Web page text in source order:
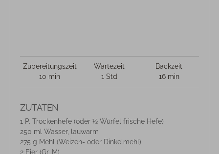
Zubereitungszeit
10 min
Wartezeit
1 Std
Backzeit
16 min
ZUTATEN
1 P. Trockenhefe (oder ½ Würfel frische Hefe)
250 ml Wasser, lauwarm
275 g Mehl (Weizen- oder Dinkelmehl)
2 Eier (Gr. M)